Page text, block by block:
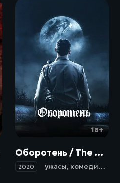
драма
18+
Оборотень / The Wolf of Snow Hollow (2020)
2020 ужасы, комедия ,